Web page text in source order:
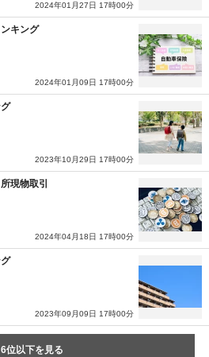
2024年01月27日 17時00分
キング
2024年01月09日 17時00分
グ
2023年10月29日 17時00分
現物取引
2024年04月18日 17時00分
ング
2023年09月09日 17時00分
6位以下を見る